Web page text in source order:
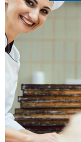
Handwerker-
–
–